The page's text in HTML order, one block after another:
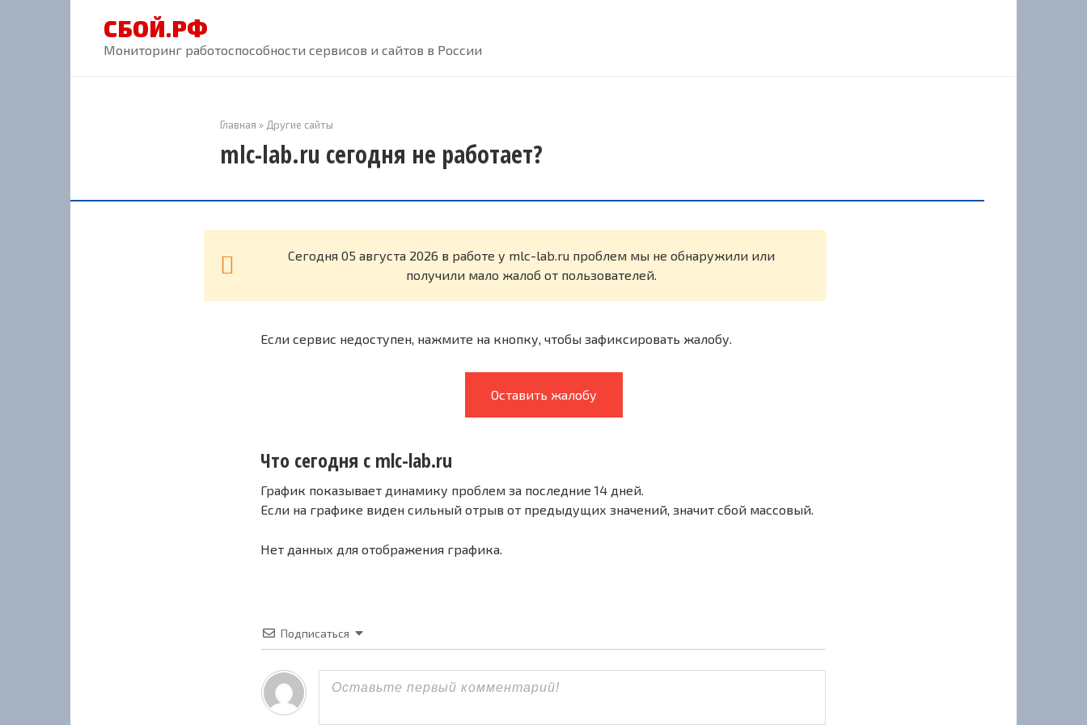
СБОЙ.РФ
Мониторинг работоспособности сервисов и сайтов в России
Главная » Другие сайты
mlc-lab.ru сегодня не работает?
Cегодня 05 августа 2026 в работе у mlc-lab.ru проблем мы не обнаружили или
получили мало жалоб от пользователей.
Если сервис недоступен, нажмите на кнопку, чтобы зафиксировать жалобу.
Оставить жалобу
Что сегодня с mlc-lab.ru
График показывает динамику проблем за последние 14 дней.
Если на графике виден сильный отрыв от предыдущих значений, значит сбой массовый.
Нет данных для отображения графика.
Подписаться